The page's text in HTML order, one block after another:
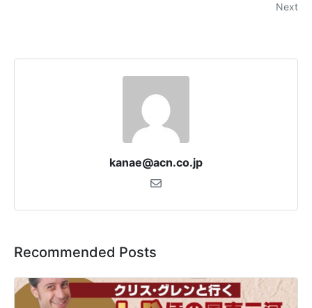
Next
kanae@acn.co.jp
Recommended Posts